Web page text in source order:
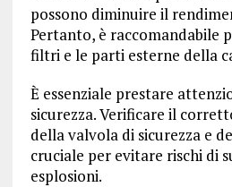
possono diminuire il
Pertanto, è raccomandabile
filtri e le parti esterne della
È essenziale prestare
sicurezza. Verificare il
della valvola di sicurezza e
cruciale per evitare rischi di
esplosioni.